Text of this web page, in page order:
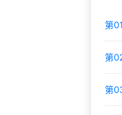
第
第
第